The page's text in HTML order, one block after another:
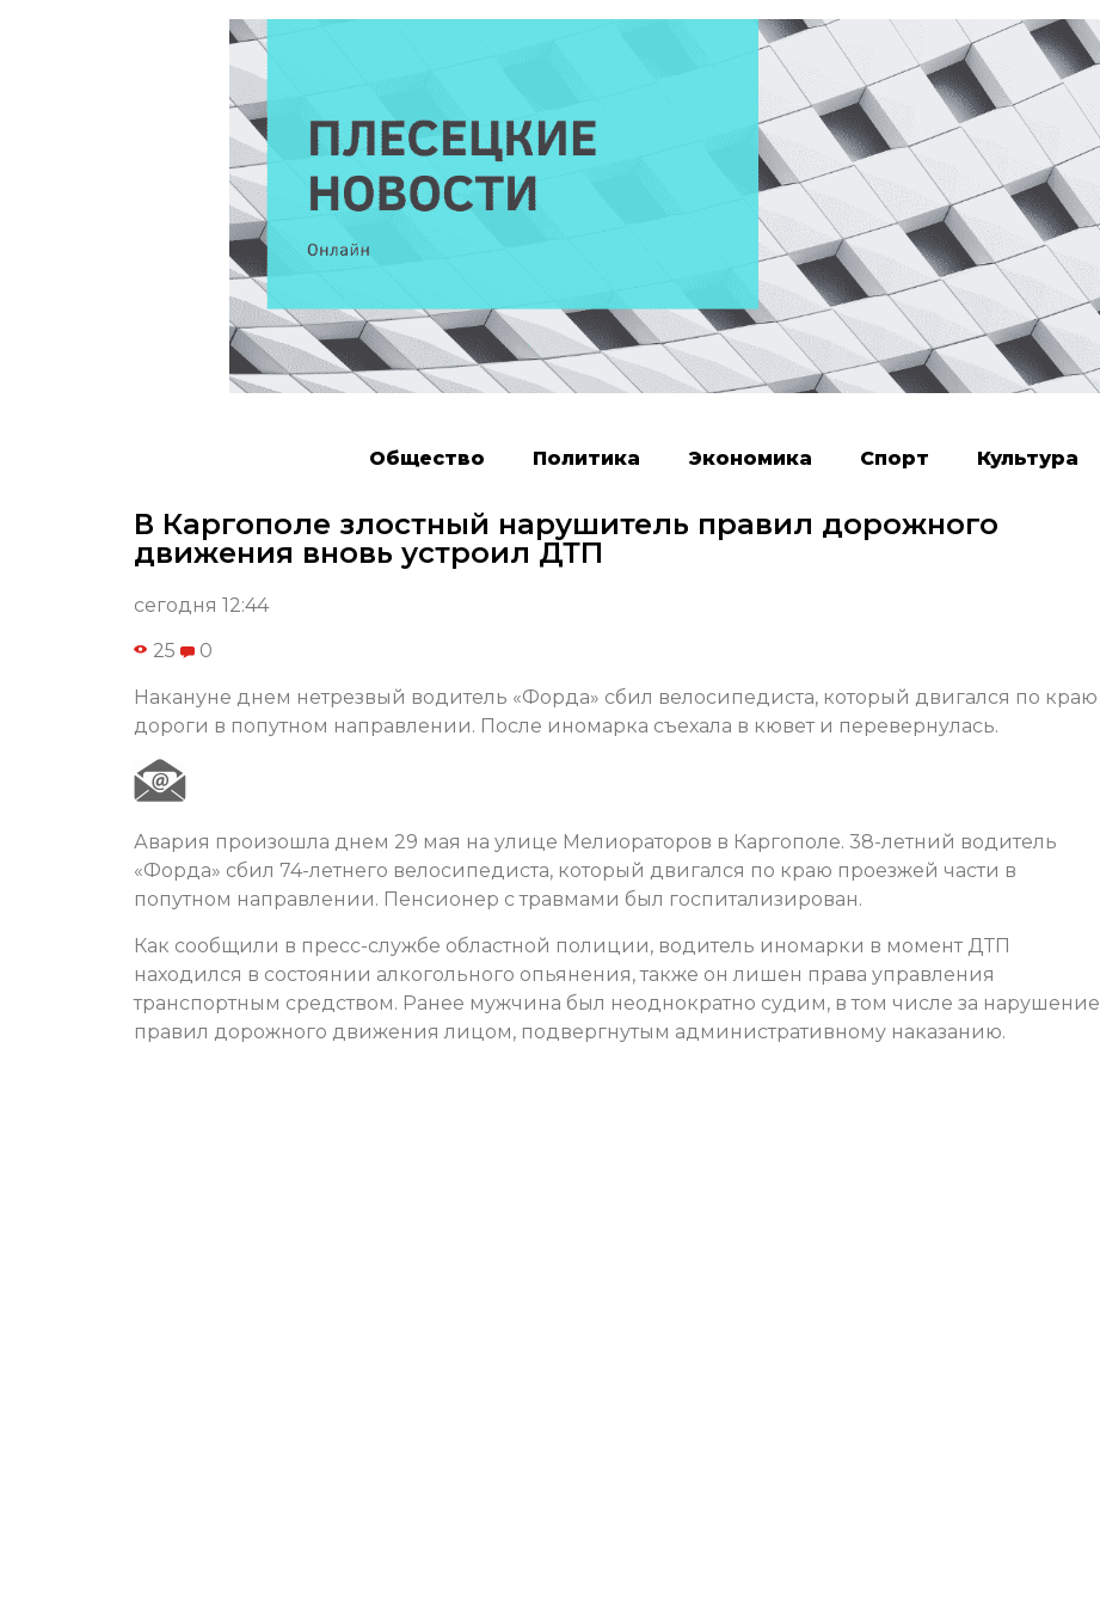
Общество Политика Экономика Спорт Культура
В Каргополе злостный нарушитель правил дорожного
движения вновь устроил ДТП
сегодня 12:44
25 0
Накануне днем нетрезвый водитель «Форда» сбил велосипедиста, который двигался по краю
дороги в попутном направлении. После иномарка съехала в кювет и перевернулась.
Авария произошла днем 29 мая на улице Мелиораторов в Каргополе. 38-летний водитель
«Форда» сбил 74-летнего велосипедиста, который двигался по краю проезжей части в
попутном направлении. Пенсионер с травмами был госпитализирован.
Как сообщили в пресс-службе областной полиции, водитель иномарки в момент ДТП
находился в состоянии алкогольного опьянения, также он лишен права управления
транспортным средством. Ранее мужчина был неоднократно судим, в том числе за нарушение
правил дорожного движения лицом, подвергнутым административному наказанию.